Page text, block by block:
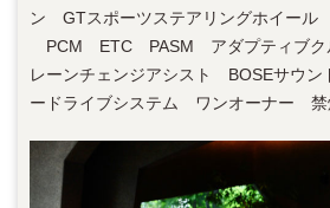
ン GTスポーツステアリングホイール
PCM ETC PASM アダプティブク
レーンチェンジアシスト BOSEサウ
ードライブシステム ワンオーナー 禁